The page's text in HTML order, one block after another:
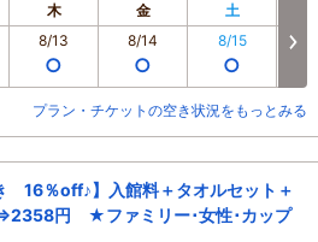
木 金 土
8/13
○
8/14
○
8/15
○
プラン・チケットの空き状況をもっとみる
16％off♪】入館料＋タオルセット＋
円 ★ファミリー･女性･カップ